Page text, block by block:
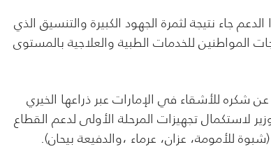
جاء نتيجة لثمرة الجهود الكبيرة والتنسيق الذي
المواطنين للخدمات الطبية والعلاجية بالمستوى
شكره للأشقاء في الإمارات عبر ذراعها الخيري
لاستكمال تجهيزات المرحلة الأولى لدعم القطاع
للأمومة، عزان، عرماء ،والدفيعة بيحان).